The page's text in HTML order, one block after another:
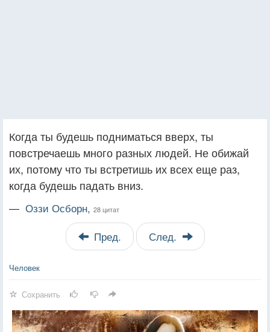
Когда ты будешь подниматься вверх, ты
повстречаешь много разных людей. Не обижай
их, потому что ты встретишь их всех еще раз,
когда будешь падать вниз.
— Оззи Осборн, 28 цитат
Пред. След.
Человек
Сохранить